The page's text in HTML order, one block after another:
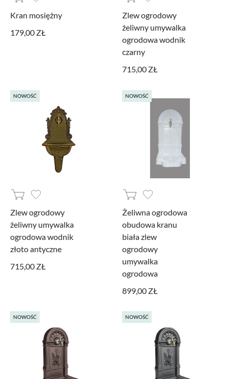
PROMOCJA
MARKI
Kran mosiężny
179,00 ZŁ
Zlew ogrodowy
żeliwny umywalka
ogrodowa wodnik
czarny
715,00 ZŁ
NOWOŚĆ
Zlew ogrodowy
żeliwny umywalka
ogrodowa wodnik
złoto antyczne
715,00 ZŁ
NOWOŚĆ
Żeliwna ogrodowa
obudowa kranu
biała zlew
ogrodowy
umywalka
ogrodowa
899,00 ZŁ
NOWOŚĆ NOWOŚĆ